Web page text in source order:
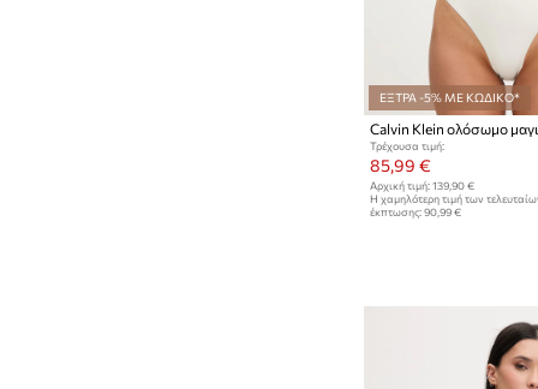
ΕΞΤΡΑ -5% ΜΕ ΚΩΔΙΚΟ*
Calvin Klein ολόσωμο
Τρέχουσα τιμή:
85,99 €
Αρχική τιμή: 139,90 €
Η χαμηλότερη τιμή των
έκπτωσης: 90,99 €